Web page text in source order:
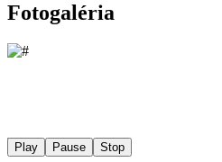
Fotogaléria
Play Pause Stop